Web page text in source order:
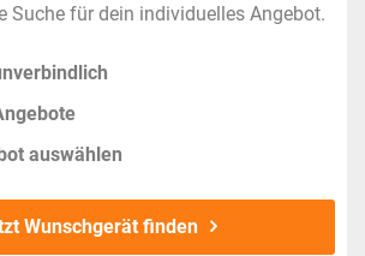
Suche für dein individuelles Angebot.
auswählen
Wunschgerät finden